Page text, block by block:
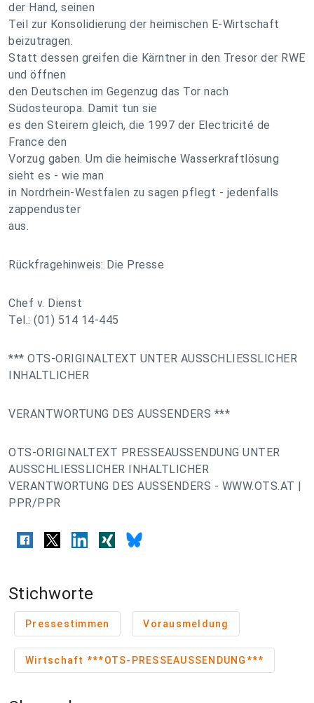
der Hand, seinen
Teil zur Konsolidierung der heimischen E-Wirtschaft
beizutragen.
Statt dessen greifen die Kärntner in den Tresor der RWE
und öffnen
den Deutschen im Gegenzug das Tor nach
Südosteuropa. Damit tun sie
es den Steirern gleich, die 1997 der Electricité de
France den
Vorzug gaben. Um die heimische Wasserkraftlösung
sieht es - wie man
in Nordrhein-Westfalen zu sagen pflegt - jedenfalls
zappenduster
aus.
Rückfragehinweis: Die Presse
Chef v. Dienst
Tel.: (01) 514 14-445
*** OTS-ORIGINALTEXT UNTER AUSSCHLIESSLICHER
INHALTLICHER
VERANTWORTUNG DES AUSSENDERS ***
OTS-ORIGINALTEXT PRESSEAUSSENDUNG UNTER
AUSSCHLIESSLICHER INHALTLICHER
VERANTWORTUNG DES AUSSENDERS - WWW.OTS.AT |
PPR/PPR
Stichworte
Pressestimmen Vorausmeldung
Wirtschaft ***OTS-PRESSEAUSSENDUNG***